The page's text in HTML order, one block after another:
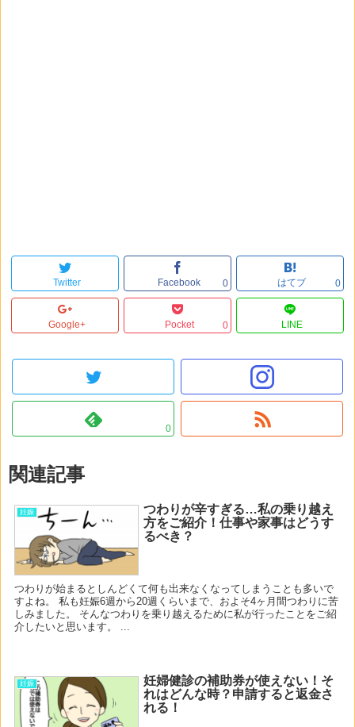
Twitter Facebook 0 はてブ 0
Google+ Pocket 0 LINE
0
関連記事
妊娠
つわりが辛すぎる…私の乗り越え
方をご紹介！仕事や家事はどうす
るべき？
つわりが始まるとしんどくて何も出来なくなってしまうことも多いで
すよね。 私も妊娠6週から20週くらいまで、およそ4ヶ月間つわりに苦
しみました。 そんなつわりを乗り越えるために私が行ったことをご紹
介したいと思います。 ...
妊娠
妊婦健診の補助券が使えない！そ
れはどんな時？申請すると返金さ
れる！